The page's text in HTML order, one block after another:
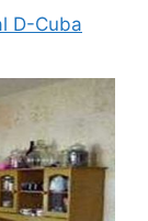
D-Cuba